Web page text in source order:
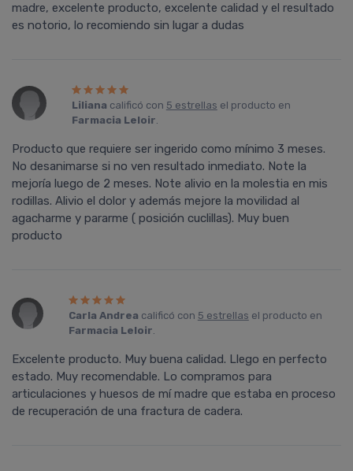
madre, excelente producto, excelente calidad y el resultado
es notorio, lo recomiendo sin lugar a dudas
Liliana calificó con 5 estrellas el producto en
Farmacia Leloir.
Producto que requiere ser ingerido como mí­nimo 3 meses.
No desanimarse si no ven resultado inmediato. Note la
mejorí­a luego de 2 meses. Note alivio en la molestia en mis
rodillas. Alivio el dolor y además mejore la movilidad al
agacharme y pararme ( posición cuclillas). Muy buen
producto
Carla Andrea calificó con 5 estrellas el producto en
Farmacia Leloir.
Excelente producto. Muy buena calidad. Llego en perfecto
estado. Muy recomendable. Lo compramos para
articulaciones y huesos de mí­ madre que estaba en proceso
de recuperación de una fractura de cadera.